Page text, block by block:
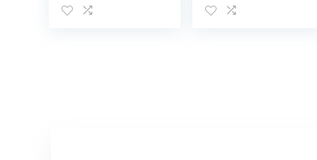
delen Canvasfoto
Wandschilderij 5